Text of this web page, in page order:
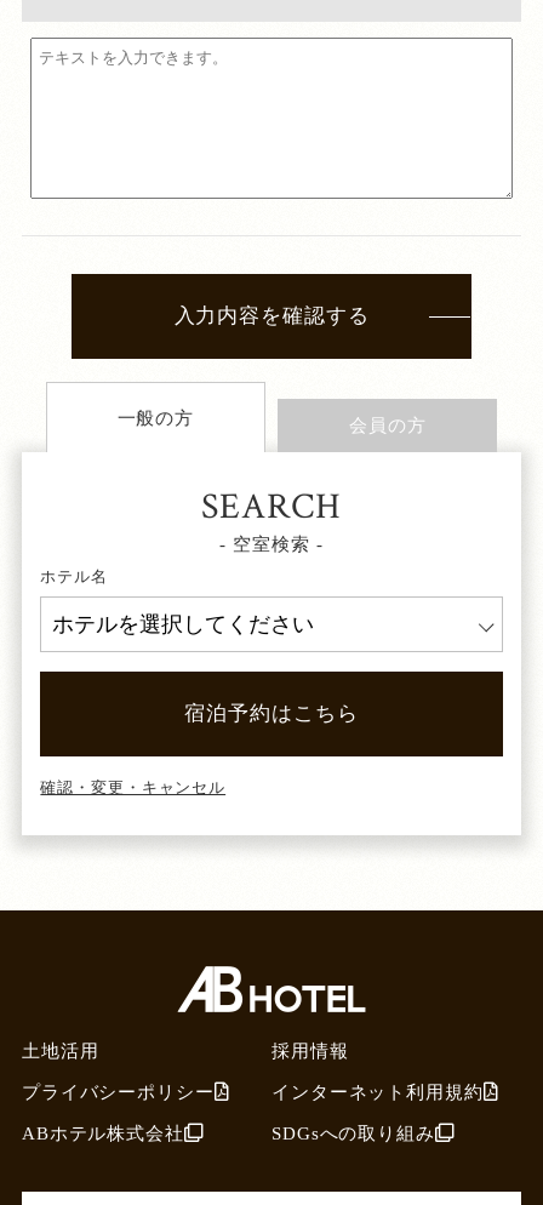
入力内容を確認する
一般の方 会員の方
SEARCH
- 空室検索 -
ホテル名
宿泊予約はこちら
確認・変更・キャンセル
土地活用
採用情報
プライバシーポリシー
インターネット利用規約
ABホテル株式会社
SDGsへの取り組み